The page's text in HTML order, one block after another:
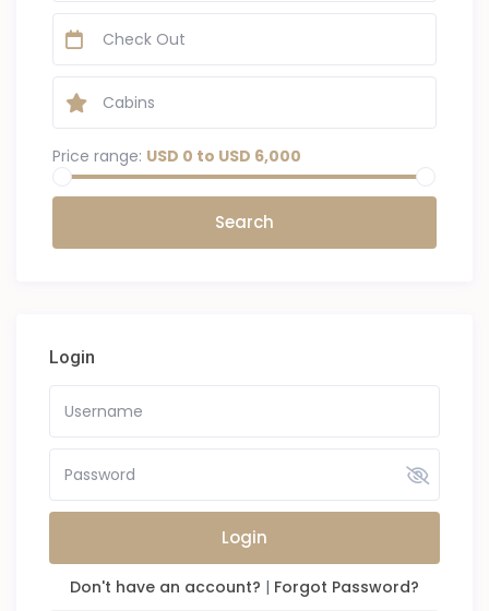
Price range: USD 0 to USD 6,000
Login
Login
Don't have an account? | Forgot Password?